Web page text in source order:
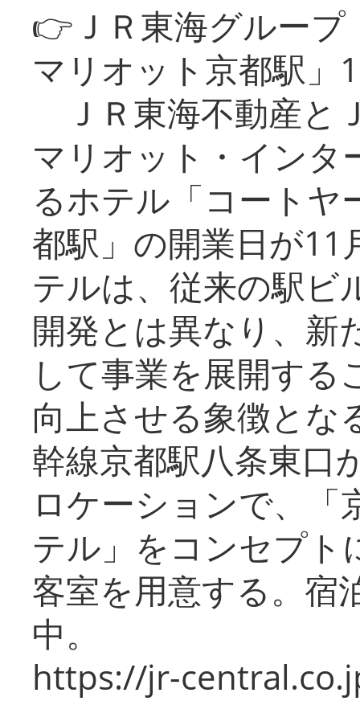
👉ＪＲ東海グルー
マリオット京都駅」
ＪＲ東海不動産と
マリオット・インタ
るホテル「コートヤ
都駅」の開業日が11
テルは、従来の駅ビ
開発とは異なり、新
して事業を展開する
向上させる象徴とな
幹線京都駅八条東口
ロケーションで、「
テル」をコンセプト
客室を用意する。宿
中。
https://jr-